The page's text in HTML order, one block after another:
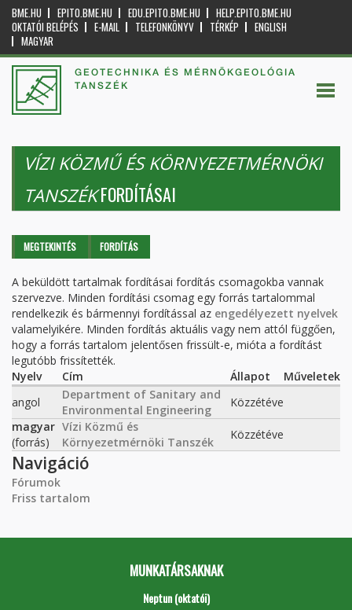
BME.HU EPITO.BME.HU EDU.EPITO.BME.HU
HELP.EPITO.BME.HU
OKTATÓI BELÉPÉS
E-MAIL TELEFONKÖNYV TÉRKÉP
ENGLISH
MAGYAR
GEOTECHNIKA ÉS MÉRNÖKGEOLÓGIA
TANSZÉK
VÍZI KÖZMŰ ÉS KÖRNYEZETMÉRNÖKI
TANSZÉKFORDÍTÁSAI
Elsődleges fülek
MEGTEKINTÉS FORDÍTÁS
A beküldött tartalmak fordításai fordítás csomagokba vannak
szervezve. Minden fordítási csomag egy forrás tartalommal
rendelkezik és bármennyi fordítással az engedélyezett nyelvek
valamelyikére. Minden fordítás aktuális vagy nem attól függően,
hogy a forrás tartalom jelentősen frissült-e, mióta a fordítást
legutóbb frissítették.
Nyelv
Cím Állapot
Műveletek
angol
Department of Sanitary and
Environmental Engineering
Közzétéve
magyar
(forrás)
Vízi Közmű és
Környezetmérnöki Tanszék
Közzétéve
Navigáció
Fórumok
Friss tartalom
MUNKATÁRSAKNAK
Neptun (oktatói)